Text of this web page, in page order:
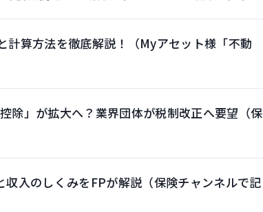
計算方法を徹底解説！（Myアセット様「不動
除」が拡大へ？業界団体が税制改正へ要望（保
入のしくみをFPが解説（保険チャンネルで記